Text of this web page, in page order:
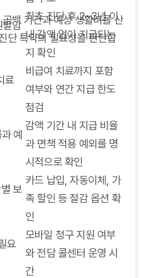
백 기간과 예상 생활비를 산
단 특약의 필요성을 판단합
발암
최초 진단 후 2~3년 이
내 감액 없이 지급되는
지 확인
료
비급여 치료까지 포함
여부와 연간 지급 한도
점검
예
감액 기간 내 지급 비율
과 면책 적용 예외를 명
시적으로 확인
보
카드 납입, 자동이체, 가
족 할인 등 절감 옵션 확
인
요
모바일 청구 지원 여부
와 전담 콜센터 운영 시
간